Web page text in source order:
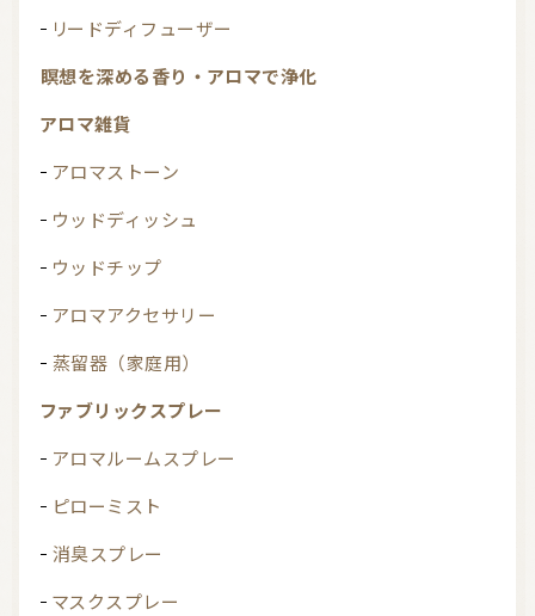
リードディフューザー
瞑想を深める香り・アロマで浄化
アロマ雑貨
アロマストーン
ウッドディッシュ
ウッドチップ
アロマアクセサリー
蒸留器（家庭用）
ファブリックスプレー
アロマルームスプレー
ピローミスト
消臭スプレー
マスクスプレー